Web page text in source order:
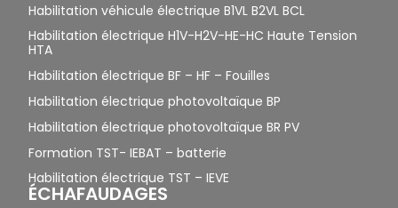
Habilitation véhicule électrique B1VL B2VL BCL
Habilitation électrique H1V-H2V-HE-HC Haute Tension
HTA
Habilitation électrique BF – HF – Fouilles
Habilitation électrique photovoltaïque BP
Habilitation électrique photovoltaïque BR PV
Formation TST- IEBAT – batterie
Habilitation électrique TST – IEVE
ÉCHAFAUDAGES